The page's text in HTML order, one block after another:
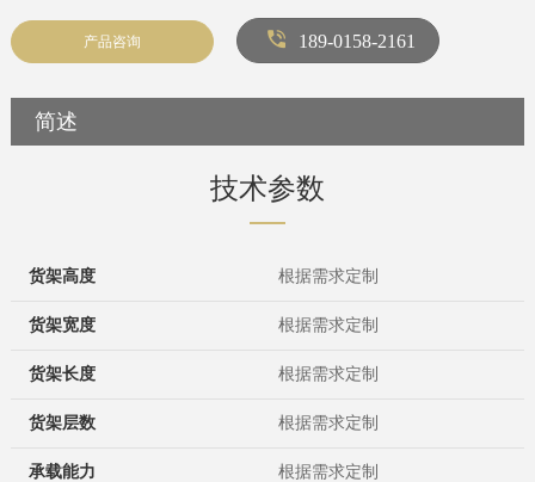
产品咨询 189-0158-2161
简述
技术参数
货架高度 根据需求定制
货架宽度 根据需求定制
货架长度 根据需求定制
货架层数 根据需求定制
承载能力 根据需求定制